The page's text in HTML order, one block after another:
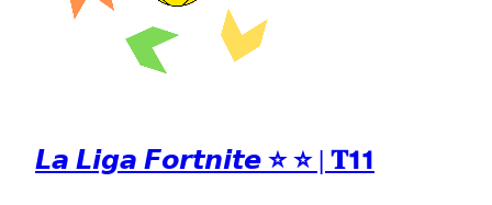
𝙇𝙖 𝙇𝙞𝙜𝙖 𝙁𝙤𝙧𝙩𝙣𝙞𝙩𝙚 ⭐ ⭐ | 𝐓𝟭𝟭